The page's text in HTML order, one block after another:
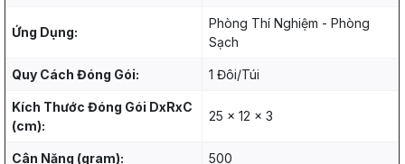
Ứng Dụng:
Phòng Thí Nghiệm - Phòng
Sạch
Quy Cách Đóng Gói: 1 Đôi/Túi
Kích Thước Đóng Gói DxRxC
(cm):
25 x 12 x 3
Cân Nặng (gram): 500